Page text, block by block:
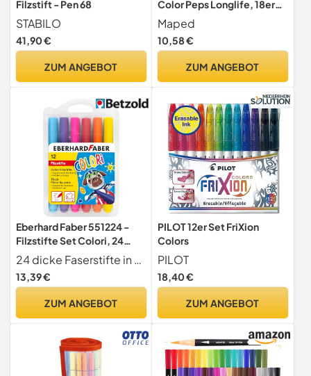
Filzstift - Pen 68
STABILO
41,90 €
ZUM ANGEBOT
Color Peps Longlife, 18er
Packung
Maped
10,58 €
ZUM ANGEBOT
Eberhard Faber 551224 -
Filzstifte Set Colori, 24
dicke Malstifte in
Kunststoffbox
24 dicke Faserstifte in ergonomischer Dreikantform für ein angenehmes und müheloses Malen und mit ventilierten Kappen zum Schutz gegen Austrocknung
13,39 €
ZUM ANGEBOT
PILOT 12er Set FriXion
Colors
PILOT
18,40 €
ZUM ANGEBOT